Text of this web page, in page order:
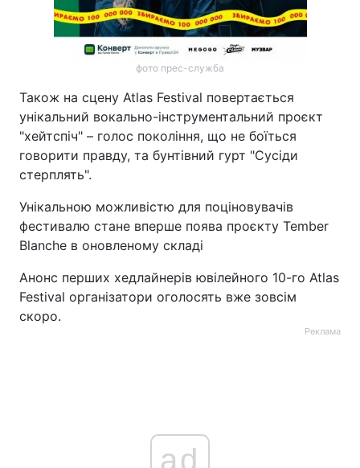
фото прес-служба
Також на сцену Atlas Festival повертається
унікальний вокально-інструментальний проєкт
"хейтспіч" – голос покоління, що не боїться
говорити правду, та бунтівний гурт "Сусіди
стерплять".
Унікальною можливістю для поціновувачів
фестивалю стане вперше поява проєкту Tember
Blanche в оновленому складі
Анонс перших хедлайнерів ювілейного 10-го Atlas
Festival організатори оголосять вже зовсім
скоро.
Реклама
ad